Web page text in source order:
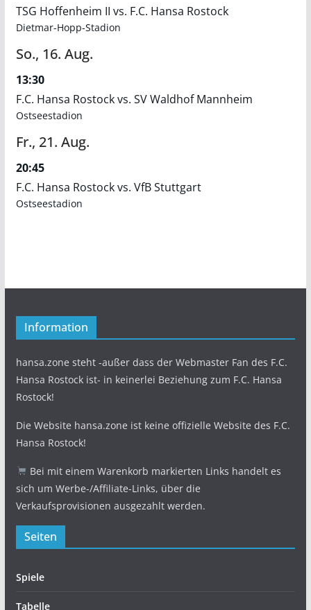
TSG Hoffenheim II vs. F.C. Hansa Rostock
Dietmar-Hopp-Stadion
So., 16. Aug.
13:30
F.C. Hansa Rostock vs. SV Waldhof Mannheim
Ostseestadion
Fr., 21. Aug.
20:45
F.C. Hansa Rostock vs. VfB Stuttgart
Ostseestadion
Information
hansa.zone steht -außer dass der Webmaster Fan des F.C.
Hansa Rostock ist- in keinerlei Beziehung zum F.C. Hansa
Rostock!
Die Website hansa.zone ist keine offizielle Website des F.C.
Hansa Rostock!
Bei mit einem Warenkorb markierten Links handelt es
sich um Werbe-/Affiliate-Links, über die
Verkaufsprovisionen ausgezahlt werden.
Seiten
Spiele
Tabelle